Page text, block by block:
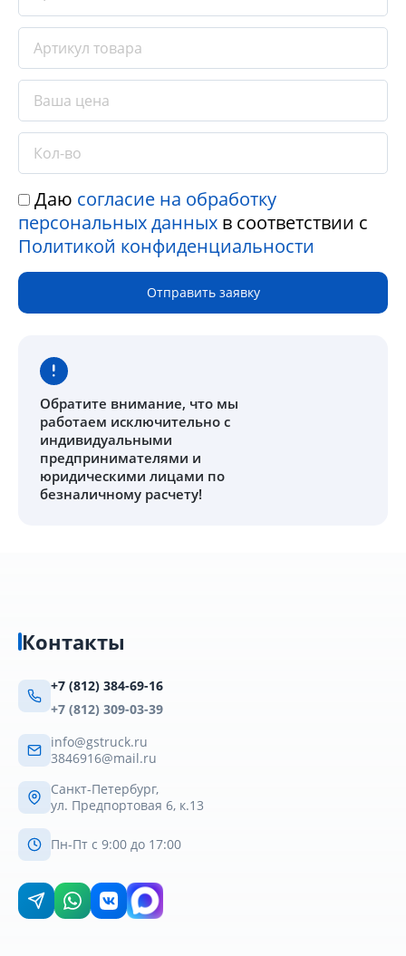
Даю согласие на обработку
персональных данных в соответствии с
Политикой конфиденциальности
Отправить заявку
Обратите внимание, что мы
работаем исключительно с
индивидуальными
предпринимателями и
юридическими лицами по
безналичному расчету!
Контакты
+7 (812) 384-69-16
+7 (812) 309-03-39
info@gstruck.ru
3846916@mail.ru
Санкт-Петербург,
ул. Предпортовая 6, к.13
Пн-Пт с 9:00 до 17:00